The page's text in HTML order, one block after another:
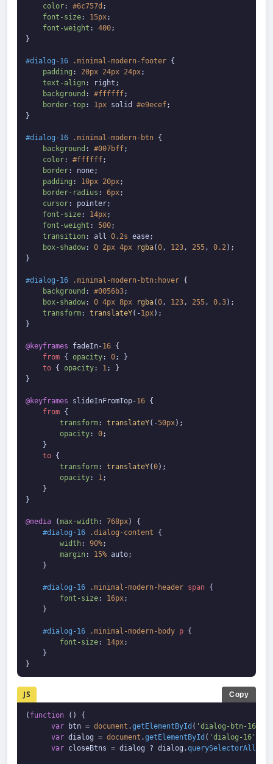
color: #6c757d ;
font-size: 15px;
font-weight : 400;
}
#dialog-16 .minimal-modern-footer {
padding : 20px 24px 24px;
text-align: right;
background : #ffffff;
border-top: 1px solid #e9ecef;
}
#dialog-16 .minimal-modern-btn {
background : #007bff;
color: #ffffff;
border: none;
padding : 10px 20px;
border-radius : 6px;
cursor: pointer;
font-size: 14px;
font-weight : 500;
transition: all 0.2s ease;
box-shadow: 0 2px 4px rgba(0, 123, 255, 0.2);
}
#dialog-16 .minimal-modern-btn:hover {
background : #0056b3;
box-shadow: 0 4px 8px rgba(0, 123, 255, 0.3);
transform: translateY(-1px);
}
@keyframes fadeIn-16 {
from { opacity: 0; }
to { opacity: 1; }
}
@keyframes slideInFromTop-16 {
from {
transform: translateY(-50px);
opacity: 0;
    }
to {
transform: translateY(0);
opacity: 1;
    }
}
@media (max-width: 768px) {
#dialog-16
.dialog-content {
width: 90%;
margin: 15% auto;
    }
#dialog-16 .minimal-modern-header span {
font-size: 16px;
    }
#dialog-16 .minimal-modern-body p {
font-size: 14px;
    }
}
JS Copy
( function ( ) {
var btn = document .getElementById ( 'dialog-btn-16'
var dialog = document .getElementById ( 'dialog-16'
var closeBtns = dialog ? dialog.querySelectorAll